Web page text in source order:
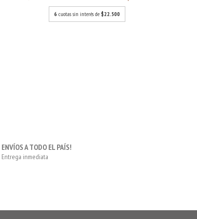
6 cuotas sin interés de $22.500
ENVÍOS A TODO EL PAÍS!
Entrega inmediata